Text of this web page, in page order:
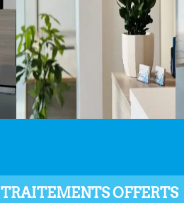
TRAITEMENTS OFFERTS